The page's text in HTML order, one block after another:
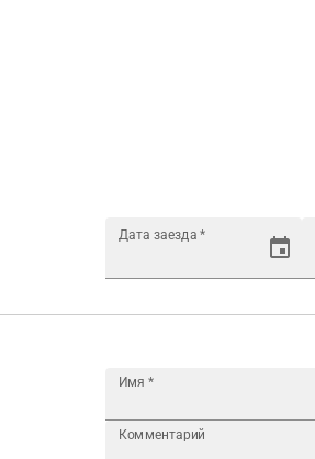
Дата заезда *
Имя *
Комментарий